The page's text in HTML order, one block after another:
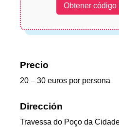
Obtener código
Precio
20 – 30 euros por persona
Dirección
Travessa do Poço da